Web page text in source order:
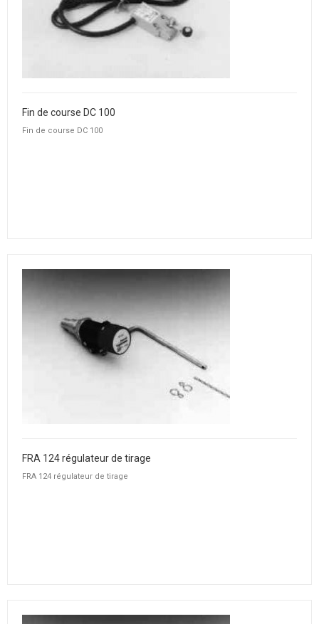
Fin de course DC 100
Fin de course DC 100
FRA 124 régulateur de tirage
FRA 124 régulateur de tirage